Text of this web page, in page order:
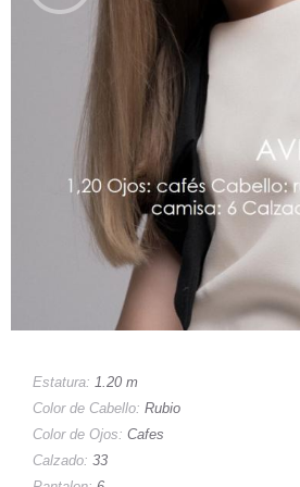
Estatura: 1.20 m
Color de Cabello: Rubio
Color de Ojos: Cafes
Calzado: 33